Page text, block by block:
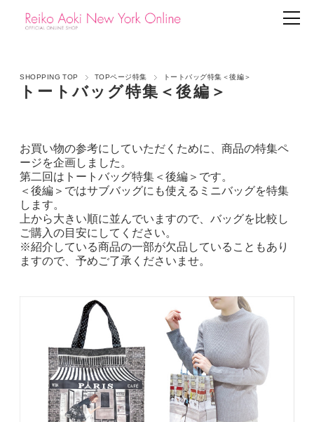
SHOPPING TOP TOPページ特集 トートバッグ特集＜後編＞
トートバッグ特集＜後編＞
お買い物の参考にしていただくために、商品の特集ペ
ージを企画しました。
第二回はトートバッグ特集＜後編＞です。
＜後編＞ではサブバッグにも使えるミニバッグを特集
します。
上から大きい順に並んでいますので、バッグを比較し
ご購入の目安にしてください。
※紹介している商品の一部が欠品していることもあり
ますので、予めご了承くださいませ。